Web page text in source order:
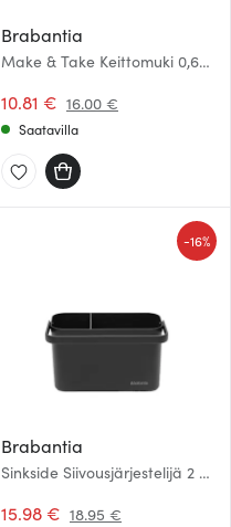
Brabantia
Make & Take Keittomuki 0,6 L
10.81 € 16.00 €
Saatavilla
Brabantia
Sinkside Siivousjärjestelijä 2 L
15.98 € 18.95 €
-16%